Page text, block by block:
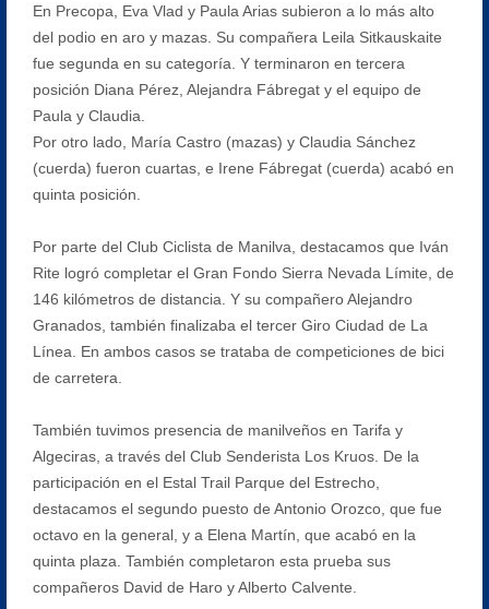
En Precopa, Eva Vlad y Paula Arias subieron a lo más alto
del podio en aro y mazas. Su compañera Leila Sitkauskaite
fue segunda en su categoría. Y terminaron en tercera
posición Diana Pérez, Alejandra Fábregat y el equipo de
Paula y Claudia.
Por otro lado, María Castro (mazas) y Claudia Sánchez
(cuerda) fueron cuartas, e Irene Fábregat (cuerda) acabó en
quinta posición.
Por parte del Club Ciclista de Manilva, destacamos que Iván
Rite logró completar el Gran Fondo Sierra Nevada Límite, de
146 kilómetros de distancia. Y su compañero Alejandro
Granados, también finalizaba el tercer Giro Ciudad de La
Línea. En ambos casos se trataba de competiciones de bici
de carretera.
También tuvimos presencia de manilveños en Tarifa y
Algeciras, a través del Club Senderista Los Kruos. De la
participación en el Estal Trail Parque del Estrecho,
destacamos el segundo puesto de Antonio Orozco, que fue
octavo en la general, y a Elena Martín, que acabó en la
quinta plaza. También completaron esta prueba sus
compañeros David de Haro y Alberto Calvente.